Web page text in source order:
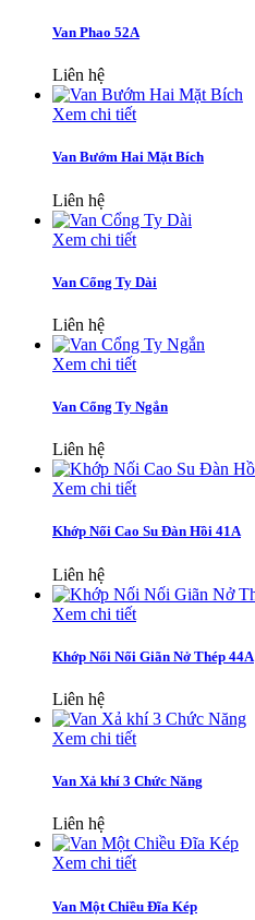
Van Phao 52A
Liên hệ
Xem chi tiết
Van Bướm Hai Mặt Bích
Liên hệ
Xem chi tiết
Van Cổng Ty Dài
Liên hệ
Xem chi tiết
Van Cổng Ty Ngắn
Liên hệ
Xem chi tiết
Khớp Nối Cao Su Đàn Hồi 41A
Liên hệ
Xem chi tiết
Khớp Nối Nối Giãn Nở Thép 44A
Liên hệ
Xem chi tiết
Van Xả khí 3 Chức Năng
Liên hệ
Xem chi tiết
Van Một Chiều Đĩa Kép